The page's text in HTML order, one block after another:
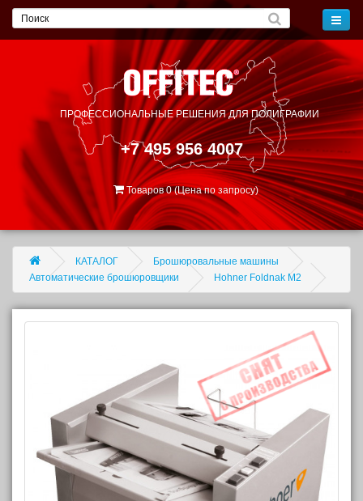
ПРОФЕССИОНАЛЬНЫЕ РЕШЕНИЯДЛЯ ПОЛИГРАФИИ
+7 495 956 4007
Товаров 0 (Цена по запросу)
КАТАЛОГ
Брошюровальные машины
Автоматические брошюровщики
Hohner Foldnak M2